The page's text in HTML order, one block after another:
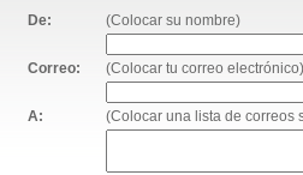
De: (Colocar su nombre)
Correo: (Colocar tu correo electrónico)
A: (Colocar una lista de correos